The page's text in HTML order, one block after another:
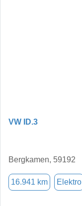
VW ID.3
Bergkamen, 59192
16.941 km Elektro